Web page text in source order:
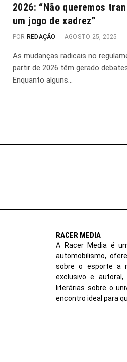
2026: “Não queremos
um jogo de xadrez”
POR REDAÇÃO AGOSTO 25, 2025
As mudanças radicais no
partir de 2026 têm gerado
Enquanto alguns…
RACER MEDIA
A Racer Media é
automobilismo,
sobre o esporte a
exclusivo e
literárias sobre o
encontro ideal para